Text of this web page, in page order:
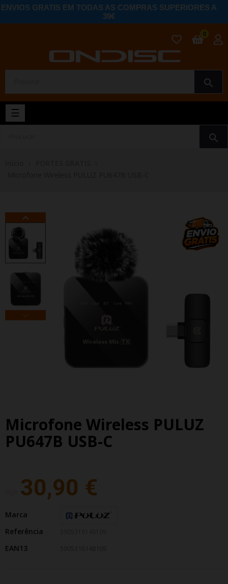
ENVIOS GRATIS EM TODAS AS COMPRAS SUPERIORES A
39€
search
0
Toggle
navigation
☰
search
Microfone Wireless PULUZ
PU647B USB-C
30,90 €
Marca
Referência
EAN13